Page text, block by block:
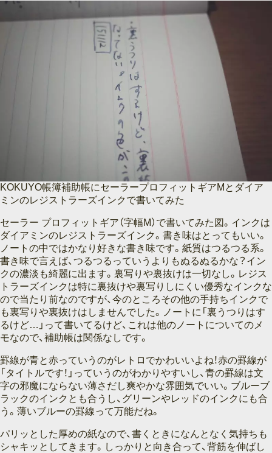
KOKUYO帳簿補助帳にセーラープロフィットギアMとダイア
ミンのレジストラーズインクで書いてみた
セーラー プロフィットギア（字幅M）で書いてみた図。インクは
ダイアミンのレジストラーズインク。書き味はとってもいい。
ノートの中ではかなり好きな書き味です。紙質はつるつる系。
書き味で言えば、つるつるっていうよりもぬるぬるかな？イン
クの濃淡も綺麗に出ます。裏写りや裏抜けは一切なし。レジス
トラーズインクは特に裏抜けや裏写りしにくい優秀なインクな
ので当たり前なのですが、今のところその他の手持ちインクで
も裏写りや裏抜けはしませんでした。ノートに「裏うつりはす
るけど…」って書いてるけど、これは他のノートについてのメ
モなので、補助帳は関係なしです。
罫線が青と赤っていうのがレトロでかわいいよね！赤の罫線が
「タイトルです！」っていうのがわかりやすいし、青の罫線は文
字の邪魔にならない薄さだし爽やかな雰囲気でいい。ブルーブ
ラックのインクとも合うし、グリーンやレッドのインクにも合
う。薄いブルーの罫線って万能だね。
パリッとした厚めの紙なので、書くときになんとなく気持ちも
シャキッとしてきます。しっかりと向き合って、背筋を伸ばし